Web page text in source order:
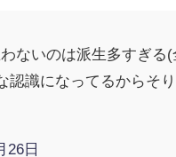
ないのは派生多すぎる
認識になってるからそ
26日